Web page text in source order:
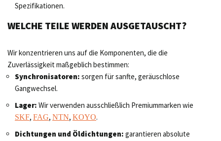
Spezifikationen.
WELCHE TEILE WERDEN AUSGETAUSCHT?
Wir konzentrieren uns auf die Komponenten, die die
Zuverlässigkeit maßgeblich bestimmen:
Synchronisatoren: sorgen für sanfte, geräuschlose
Gangwechsel.
Lager: Wir verwenden ausschließlich Premiummarken wie
SKF, FAG, NTN, KOYO.
Dichtungen und Öldichtungen: garantieren absolute